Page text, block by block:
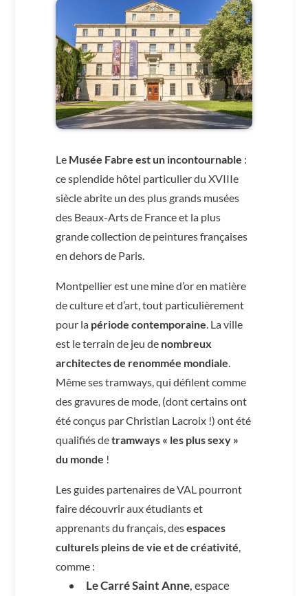
Le Musée Fabre est un incontournable :
ce splendide hôtel particulier du XVIIIe
siècle abrite un des plus grands musées
des Beaux-Arts de France et la plus
grande collection de peintures françaises
en dehors de Paris.
Montpellier est une mine d’or en matière
de culture et d’art, tout particulièrement
pour la période contemporaine. La ville
est le terrain de jeu de nombreux
architectes de renommée mondiale.
Même ses tramways, qui défilent comme
des gravures de mode, (dont certains ont
été conçus par Christian Lacroix !) ont été
qualifiés detramways « les plus sexy »
du monde !
Les guides partenaires de VAL pourront
faire découvrir aux étudiants et
apprenants du français, desespaces
culturels pleins de vie et de créativité,
comme :
Le Carré Saint Anne, espace